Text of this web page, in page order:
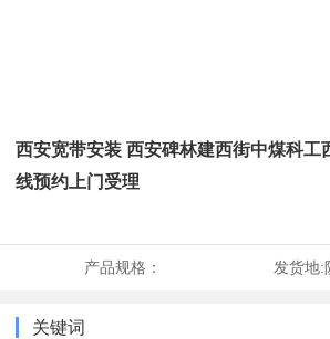
西安宽带安装 西安碑林建西街中煤科工
线预约上门受理
产品规格： 发货地:
关键词